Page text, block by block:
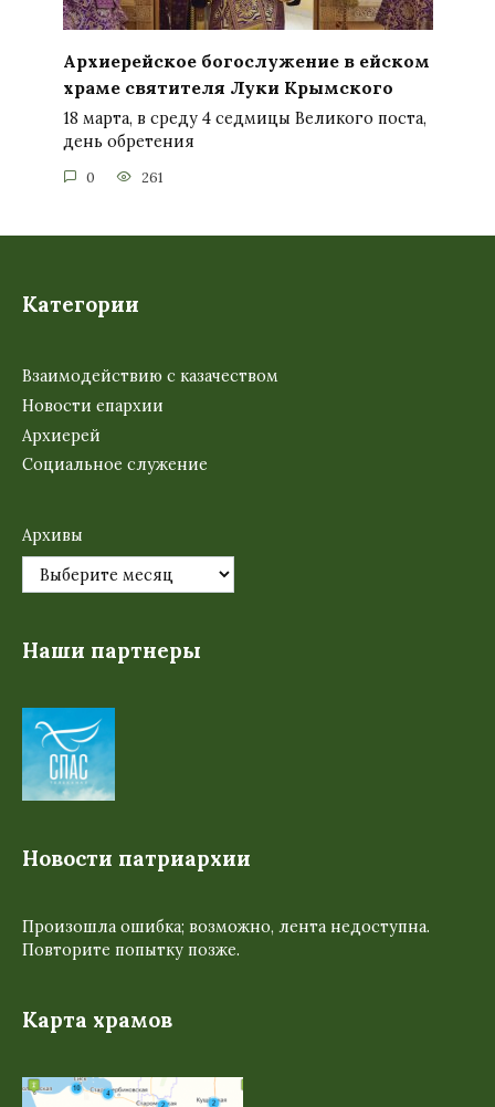
Архиерейское богослужение в ейском
храме святителя Луки Крымского
18 марта, в среду 4 седмицы Великого поста,
день обретения
0 261
Категории
Взаимодействию с казачеством
Новости епархии
Архиерей
Социальное служение
Архивы
Наши партнеры
Новости патриархии
Произошла ошибка; возможно, лента недоступна.
Повторите попытку позже.
Карта храмов